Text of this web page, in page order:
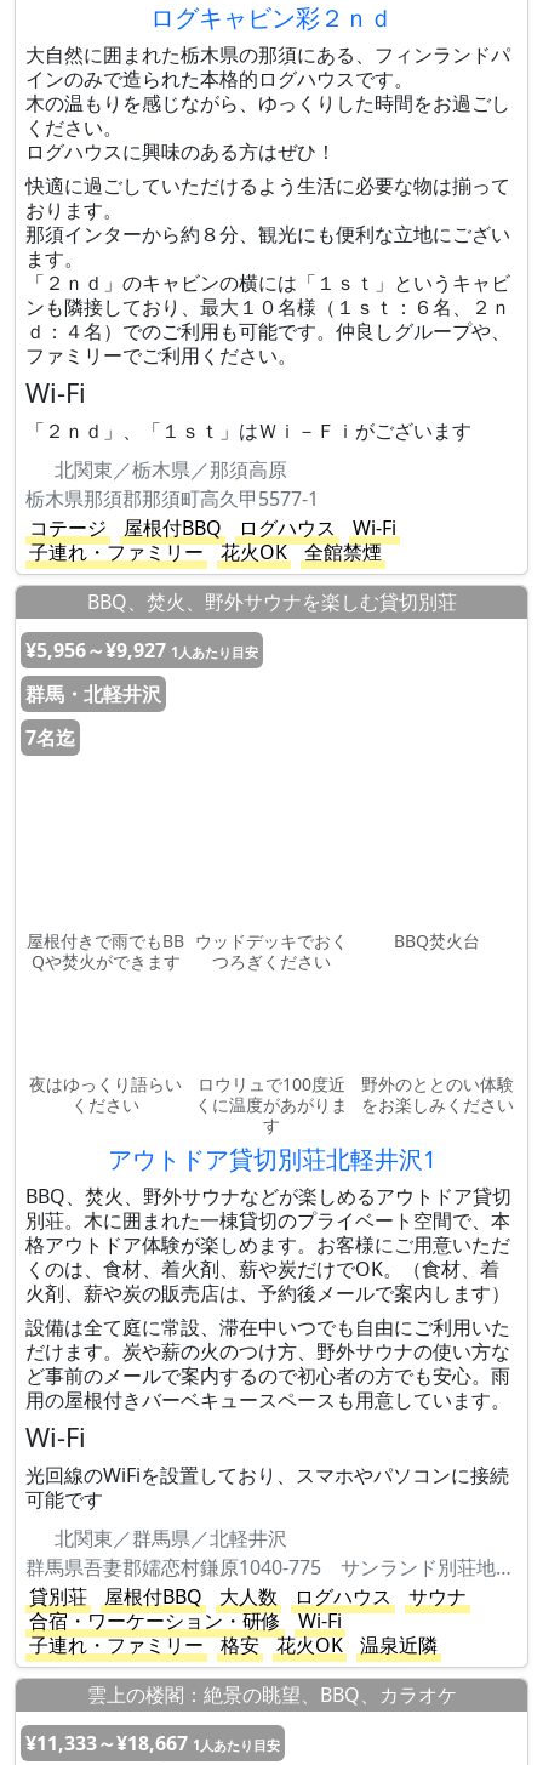
ログキャビン彩２ｎｄ
大自然に囲まれた栃木県の那須にある、フィンランドパ
インのみで造られた本格的ログハウスです。
木の温もりを感じながら、ゆっくりした時間をお過ごし
ください。
ログハウスに興味のある方はぜひ！
快適に過ごしていただけるよう生活に必要な物は揃って
おります。
那須インターから約８分、観光にも便利な立地にござい
ます。
「２ｎｄ」のキャビンの横には「１ｓｔ」というキャビ
ンも隣接しており、最大１０名様（１ｓｔ：６名、２ｎ
ｄ：４名）でのご利用も可能です。仲良しグループや、
ファミリーでご利用ください。
Wi-Fi
「２ｎｄ」、「１ｓｔ」はＷｉ－Ｆｉがございます
北関東／栃木県／那須高原
栃木県那須郡那須町高久甲5577-1
コテージ
屋根付BBQ ログハウス
Wi-Fi
子連れ・ファミリー
花火OK
全館禁煙
BBQ、焚火、野外サウナを楽しむ貸切別荘
¥5,956～¥9,927 1人あたり目安
群馬・北軽井沢
7名迄
屋根付きで雨でもBB
Qや焚火ができます
ウッドデッキでおく
つろぎください
BBQ焚火台
夜はゆっくり語らい
ください
ロウリュで100度近
くに温度があがりま
す
野外のととのい体験
をお楽しみください
アウトドア貸切別荘北軽井沢1
BBQ、焚火、野外サウナなどが楽しめるアウトドア貸切
別荘。木に囲まれた一棟貸切のプライベート空間で、本
格アウトドア体験が楽しめます。お客様にご用意いただ
くのは、食材、着火剤、薪や炭だけでOK。（食材、着
火剤、薪や炭の販売店は、予約後メールで案内します）
設備は全て庭に常設、滞在中いつでも自由にご利用いた
だけます。炭や薪の火のつけ方、野外サウナの使い方な
ど事前のメールで案内するので初心者の方でも安心。雨
用の屋根付きバーベキュースペースも用意しています。
Wi-Fi
光回線のWiFiを設置しており、スマホやパソコンに接続
可能です
北関東／群馬県／北軽井沢
群馬県吾妻郡嬬恋村鎌原1040-775 サンランド別荘地S45-2
貸別荘
屋根付BBQ 大人数 ログハウス
サウナ
合宿・ワーケーション・研修
Wi-Fi
子連れ・ファミリー
格安 花火OK
温泉近隣
雲上の楼閣：絶景の眺望、BBQ、カラオケ
¥11,333～¥18,667 1人あたり目安